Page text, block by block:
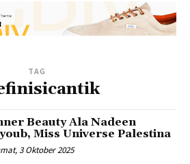
TAG
Beauty Ala Nadeen
Miss Universe Palestina
3 Oktober 2025